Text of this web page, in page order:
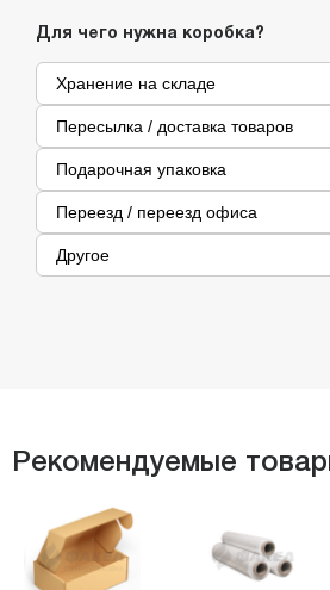
Для чего нужна коробка?
Хранение на складе
Пересылка / доставка товаров
Подарочная упаковка
Переезд / переезд офиса
Другое
Рекомендуемые